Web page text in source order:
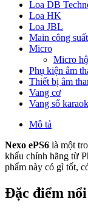
Loa DB
Loa HK
Loa JBL
Main công suất
Micro
Micro
Phụ kiện âm
Thiết bị âm
Vang cơ
Vang số
Mô tả
Nexo ePS6 là một
khẩu chính hãng từ
phẩm này có gì tốt,
Đặc điểm nổi